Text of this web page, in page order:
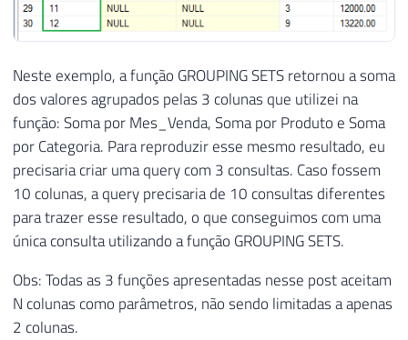
Neste exemplo, a função GROUPING SETS retornou a soma
dos valores agrupados pelas 3 colunas que utilizei na
função: Soma por Mes_Venda, Soma por Produto e Soma
por Categoria. Para reproduzir esse mesmo resultado, eu
precisaria criar uma query com 3 consultas. Caso fossem
10 colunas, a query precisaria de 10 consultas diferentes
para trazer esse resultado, o que conseguimos com uma
única consulta utilizando a função GROUPING SETS.
Obs: Todas as 3 funções apresentadas nesse post aceitam
N colunas como parâmetros, não sendo limitadas a apenas
2 colunas.